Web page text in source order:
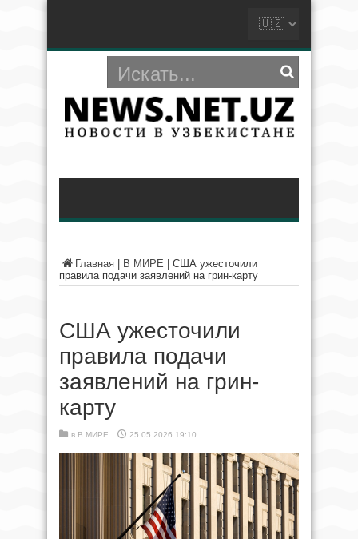
Главная В МИРЕ
США ужесточили
правила подачи заявлений на грин-карту
США ужесточили
правила подачи
заявлений на грин-
карту
в В МИРЕ 25.05.2026 19:10